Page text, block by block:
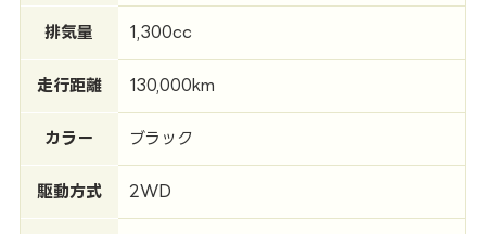
排気量 1,300cc
走行距離 130,000km
カラー ブラック
駆動方式 2WD